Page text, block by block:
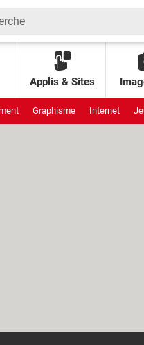
Applis & Sites
Graphisme Internet